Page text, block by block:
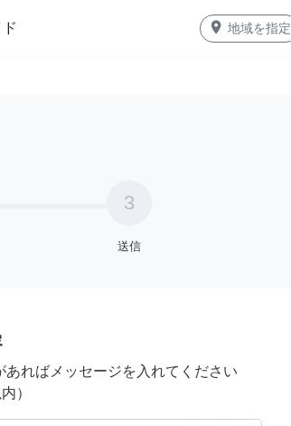
place 地域を指定
3
送信
あればメッセージを入れてください
）